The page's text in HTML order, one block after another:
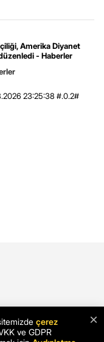
Amerika Diyanet
- Haberler
23:25:38 #.0.2#
×
çerez
ve GDPR